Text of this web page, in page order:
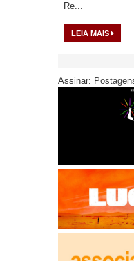
Re...
LEIA MAIS
Assinar: